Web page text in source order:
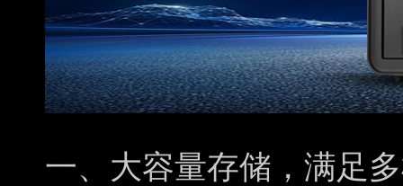
一、大容量存储，满足